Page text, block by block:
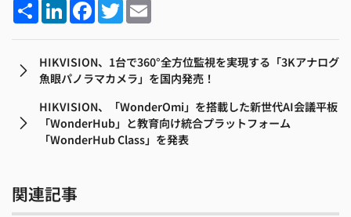
ShareLinkedInFacebook
Twitter
HIKVISION、1台で360°全方位監視を実現する「3Kアナログ
魚眼パノラマカメラ」を国内発売！
HIKVISION、「WonderOmi」を搭載した新世代AI会議平板
「WonderHub」と教育向け統合プラットフォーム
「WonderHub Class」を発表
関連記事